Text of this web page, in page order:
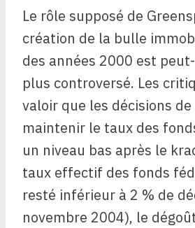
Le rôle supposé de
création de la bulle
des années 2000 est
plus controversé. Les
valoir que les décisions
maintenir le taux des
un niveau bas après le
taux effectif des fonds
resté inférieur à 2 % de
novembre 2004), le